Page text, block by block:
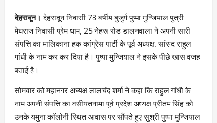
देहरादून। देहरादून निवासी 78 वर्षीय बुजुर्ग पुष्पा मुन्जियाल पुत्री
मेघराज निवासी प्रेम धाम, 25 नेहरू रोड डालनवाला ने अपनी सारी
संपत्ति का मालिकाना हक कांग्रेस पार्टी के पूर्व अध्यक्ष, सांसद राहुल
गांधी के नाम कर कर दिया है। पुष्पा मुन्जियाल ने इसके पीछे खास वजह
बताई है।
सोमवार को महानगर अध्यक्ष लालचंद शर्मा ने कहा कि राहुल गांधी के
नाम अपनी संपत्ति का वसीयतनामा पूर्व प्रदेश अध्यक्ष प्रीतम सिंह को
उनके यमुना काॅलोनी स्थित आवास पर सौंपते हुए सुश्री पुष्पा मुन्जियाल